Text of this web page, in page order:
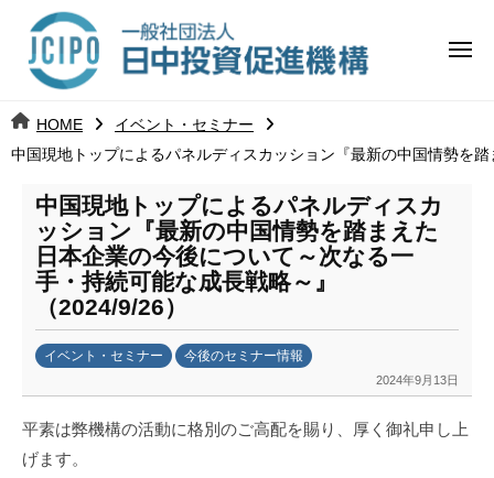
ツ
へ
日
中
投
資
促
進
機
構
j
メ
HOME
イベント・セミナー
中国現地トップによるパネルディスカッション『最新の中国情勢を
中国現地トップによるパネルディスカ
ッション『最新の中国情勢を踏まえた
日本企業の今後について～次なる一
手・持続可能な成長戦略～』
（2024/9/26）
イベント・セミナー 今後のセミナー情報
2024年9月13日
日
中
平素は弊機構の活動に格別のご高配を賜り、厚く御礼申し上
げます。
日
中
資
進
機
構